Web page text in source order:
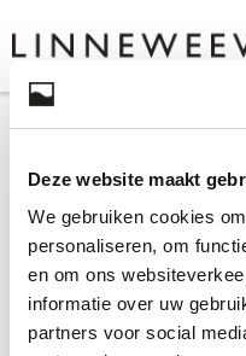
Deze website maakt
We gebruiken cookies
personaliseren, om
en om ons
informatie over uw
partners voor social
Hier een leuke tekst. En